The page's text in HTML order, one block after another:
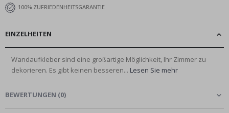
100% ZUFRIEDENHEITSGARANTIE
EINZELHEITEN
Wandaufkleber sind eine großartige Möglichkeit, Ihr Zimmer zu
dekorieren. Es gibt keinen besseren... Lesen Sie mehr
BEWERTUNGEN (0)